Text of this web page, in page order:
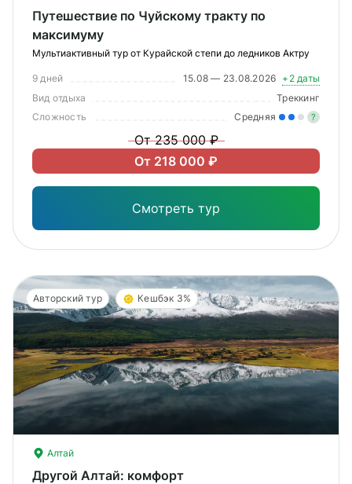
Путешествие по Чуйскому тракту по
максимуму
Мультиактивный тур от Курайской степи до ледников Актру
9 дней 15.08 — 23.08.2026 +2 даты
Вид отдыха
Треккинг
Сложность
Средняя ?
От 235 000 ₽
От 218 000 ₽
Смотреть тур
Авторский тур Кешбэк 3%
Алтай
Другой Алтай: комфорт